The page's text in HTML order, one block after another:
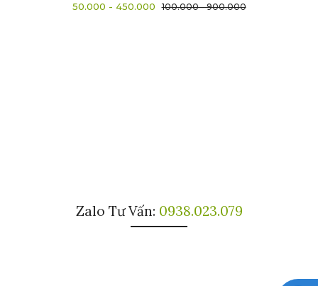
50.000 - 450.000 100.000 - 900.000
Zalo Tư Vấn: 0938.023.079